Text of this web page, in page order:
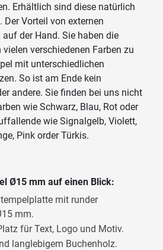
Erhältlich sind diese natürlich
Vorteil von externen
der Hand. Sie haben die
verschiedenen Farben zu
mit unterschiedlichen
So ist am Ende kein
andere. Sie finden bei uns nicht
wie Schwarz, Blau, Rot oder
wie Signalgelb, Violett,
Pink order Türkis.
Ø15 mm auf einen Blick:
mit runder
mm.
für Text, Logo und Motiv.
langlebigem Buchenholz.